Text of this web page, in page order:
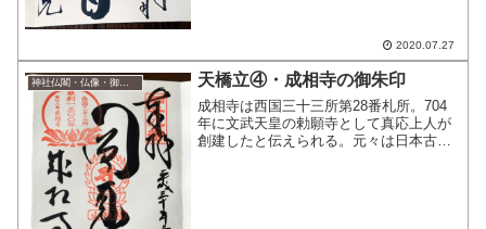
2020.07.27
天橋立④・成相寺の御朱印
成相寺は西国三十三所第28番札所。704
年に文武天皇の勅願寺として真応上人が
創建したと伝えられる。元々は日本古来